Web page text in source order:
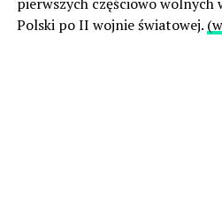
Polski po II wojnie światowej.